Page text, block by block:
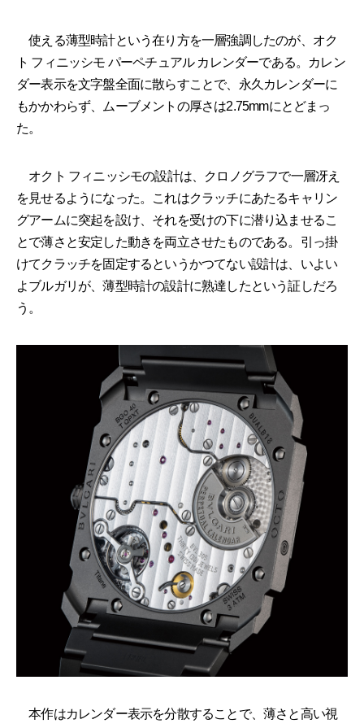
使える薄型時計という在り方を一層強調したのが、オク
ト フィニッシモ パーペチュアル カレンダーである。カレン
ダー表示を文字盤全面に散らすことで、永久カレンダーに
もかかわらず、ムーブメントの厚さは2.75mmにとどまっ
た。
オクト フィニッシモの設計は、クロノグラフで一層冴え
を見せるようになった。これはクラッチにあたるキャリン
グアームに突起を設け、それを受けの下に潜り込ませるこ
とで薄さと安定した動きを両立させたものである。引っ掛
けてクラッチを固定するというかつてない設計は、いよい
よブルガリが、薄型時計の設計に熟達したという証しだろ
う。
本作はカレンダー表示を分散することで、薄さと高い視